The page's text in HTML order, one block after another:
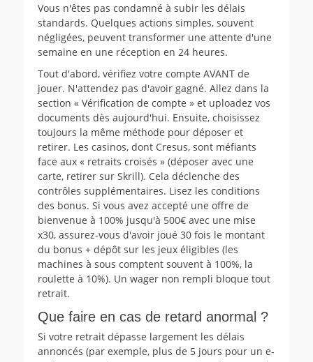
Vous n'êtes pas condamné à subir les délais
standards. Quelques actions simples, souvent
négligées, peuvent transformer une attente d'une
semaine en une réception en 24 heures.
Tout d'abord, vérifiez votre compte AVANT de
jouer. N'attendez pas d'avoir gagné. Allez dans la
section « Vérification de compte » et uploadez vos
documents dès aujourd'hui. Ensuite, choisissez
toujours la même méthode pour déposer et
retirer. Les casinos, dont Cresus, sont méfiants
face aux « retraits croisés » (déposer avec une
carte, retirer sur Skrill). Cela déclenche des
contrôles supplémentaires. Lisez les conditions
des bonus. Si vous avez accepté une offre de
bienvenue à 100% jusqu'à 500€ avec une mise
x30, assurez-vous d'avoir joué 30 fois le montant
du bonus + dépôt sur les jeux éligibles (les
machines à sous comptent souvent à 100%, la
roulette à 10%). Un wager non rempli bloque tout
retrait.
Que faire en cas de retard anormal ?
Si votre retrait dépasse largement les délais
annoncés (par exemple, plus de 5 jours pour un e-